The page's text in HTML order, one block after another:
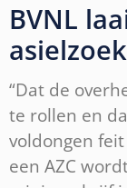
BVNL
“Dat de
te rollen en
voldongen
een AZC